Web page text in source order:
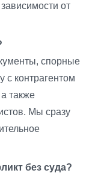
от
спорные
с контрагентом
также
Мы сразу
без суда?